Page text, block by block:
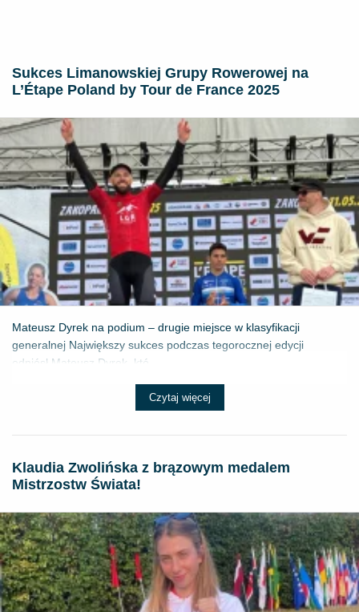
Sukces Limanowskiej Grupy Rowerowej na
L’Étape Poland by Tour de France 2025
Mateusz Dyrek na podium – drugie miejsce w klasyfikacji
generalnej Największy sukces podczas tegorocznej edycji
odniósł Mateusz Dyrek, któ...
Czytaj więcej
Klaudia Zwolińska z brązowym medalem
Mistrzostw Świata!